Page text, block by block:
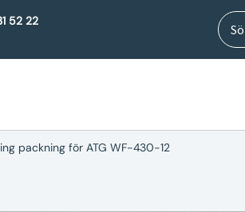
52 22
Sök
efter:
Sök
packning för ATG WF-430-12